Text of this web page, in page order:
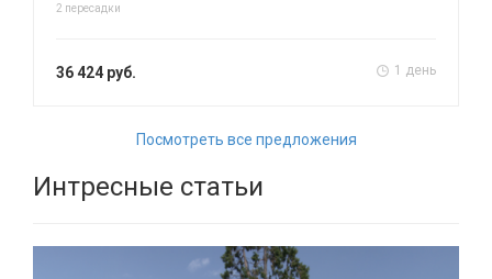
2 пересадки
36 424 руб. 1 день
Посмотреть все предложения
Интресные статьи